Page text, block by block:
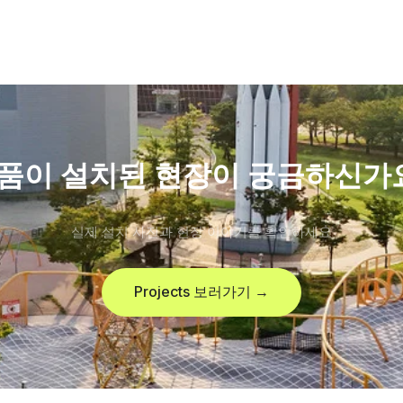
이 설치된 현장이 궁금하신가
실제 설치 사진과 현장 이야기를 확인하세요
Projects 보러가기 →